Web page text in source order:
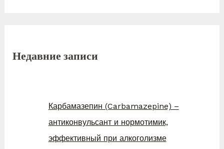
Недавние записи
Карбамазепин (Carbamazepine) –
антиконвульсант и нормотимик,
эффективный при алкоголизме